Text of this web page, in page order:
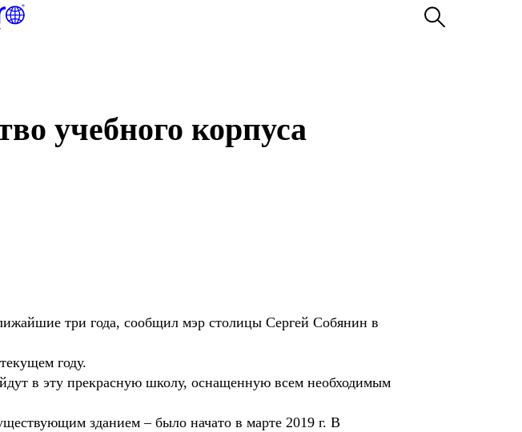
учебного корпуса
три года, сообщил мэр столицы Сергей Собянин в
году.
в эту прекрасную школу, оснащенную всем необходимым
зданием – было начато в марте 2019 г. В